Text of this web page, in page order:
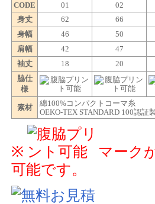
CODE
01
02
身丈
62
66
身幅
46
50
肩幅
42
47
袖丈
18
20
脇仕
様
素材
綿100%コンパクトコーマ糸
OEKO-TEX STANDARD 100認証
※
マーク
可能です。